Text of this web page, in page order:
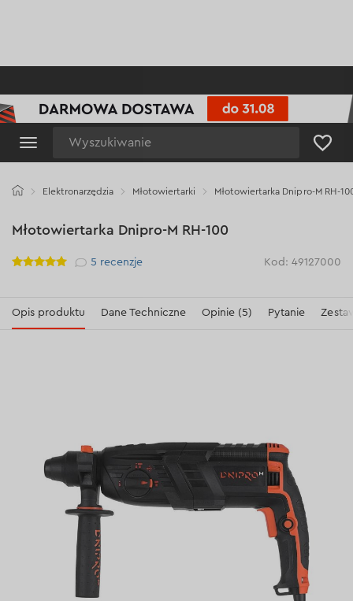
Elektronarzędzia Młotowiertarki Młotowiertarka Dnipro-M RH-
Młotowiertarka Dnipro-M RH-100
Рейтинг 5 recenzje Kod: 49127000
Opis produktu Dane Techniczne Opinie (5) Pytanie